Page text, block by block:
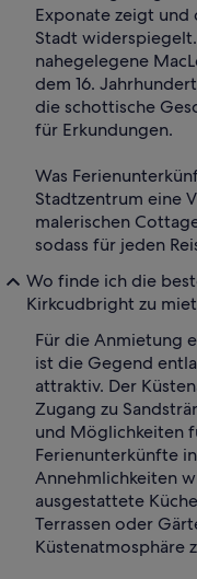
Exponate zeigt und
Stadt
nahegelegene
dem 16.
die schottische
für Erkundungen.
Was
Stadtzentrum eine
malerischen
sodass für jeden
Wo finde ich die
Kirkcudbright zu
Für die Anmietung
ist die Gegend
attraktiv. Der
Zugang zu
und Möglichkeiten
Ferienunterkünfte
Annehmlichkeiten
ausgestattete
Terrassen oder
Küstenatmosphäre